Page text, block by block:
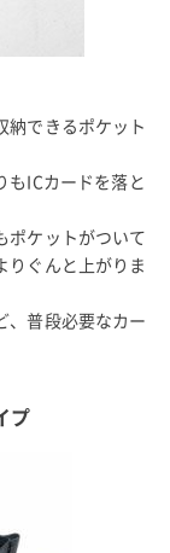
納できるポケット
もICカードを落と
ポケットがついて
りぐんと上がりま
、普段必要なカー
プ